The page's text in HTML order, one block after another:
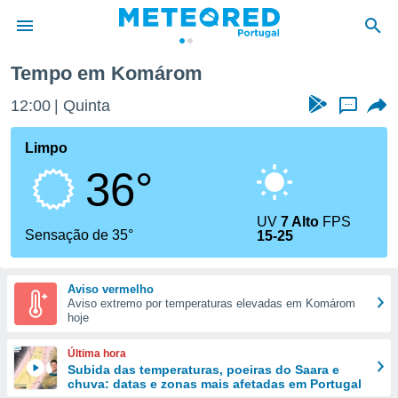
da
foi
fornecidas
a este
das
e
forma
digital
Tempo em Komárom
12:00 Quinta ...
Limpo
36°
Sensação de 35°
UV7 Alto FPS
15-25
Aviso vermelho
Aviso extremo por temperaturas elevadas em Komárom
hoje
Última hora
Subida das temperaturas, poeiras do Saara e
chuva: datas e zonas mais afetadas em Portugal